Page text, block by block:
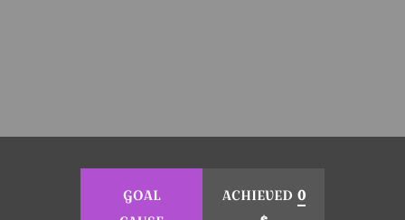
GOAL
ACHIEVED 0